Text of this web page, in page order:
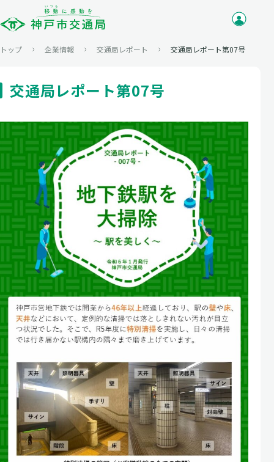
トップ 企業情報 交通局レポート 交通局レポート第07号
交通局レポート第07号